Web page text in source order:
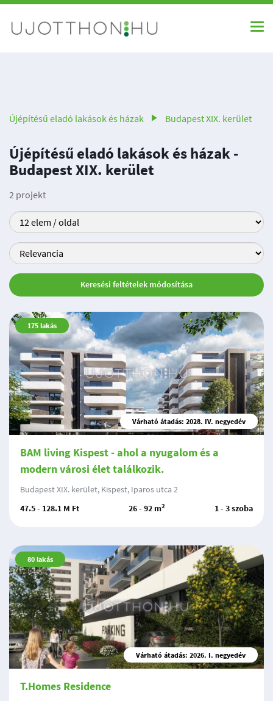
Újépítésű eladó lakások és házak Budapest XIX. kerület
Újépítésű eladó lakások és házak -
Budapest XIX. kerület
2 projekt
Keresési feltételek módosítása
175 lakás
Várható átadás: 2028. IV. negyedév
BAM living Kispest - ahol a nyugalom és a
modern városi élet találkozik.
Budapest XIX. kerület, Kispest, Iparos utca 2
47.5 - 128.1 M Ft
26 - 92 m2 1 - 3 szoba
80 lakás
Várható átadás: 2026. I. negyedév
T.Homes Residence